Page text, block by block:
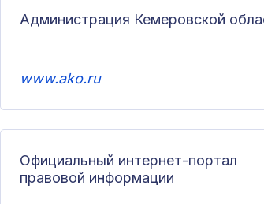
Администрация Кемеровской
www.ako.ru
Официальный интернет-портал
правовой информации